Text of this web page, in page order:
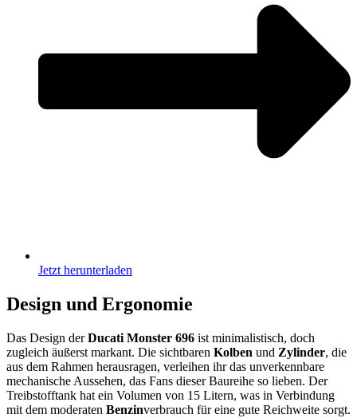
Jetzt herunterladen
Design und Ergonomie
Das Design derDucati Monster 696 ist minimalistisch, doch
zugleich äußerst markant. Die sichtbaren Kolben und Zylinder, die
aus dem Rahmen herausragen, verleihen ihr das unverkennbare
mechanische Aussehen, das Fans dieser Baureihe so lieben. Der
Treibstofftank hat ein Volumen von 15 Litern, was in Verbindung
mit dem moderaten Benzinverbrauch für eine gute Reichweite sorgt.